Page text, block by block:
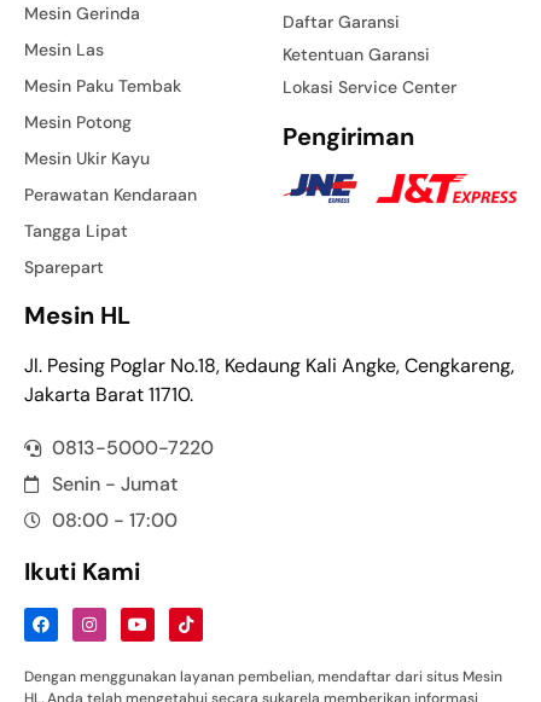
Mesin Gerinda
Mesin Las
Mesin Paku Tembak
Mesin Potong
Mesin Ukir Kayu
Perawatan Kendaraan
Tangga Lipat
Sparepart
Daftar Garansi
Ketentuan Garansi
Lokasi Service Center
Pengiriman
Mesin HL
Jl. Pesing Poglar No.18, Kedaung Kali Angke, Cengkareng,
Jakarta Barat 11710.
0813-5000-7220
Senin - Jumat
08:00 - 17:00
Ikuti Kami
Dengan menggunakan layanan pembelian, mendaftar dari situs Mesin